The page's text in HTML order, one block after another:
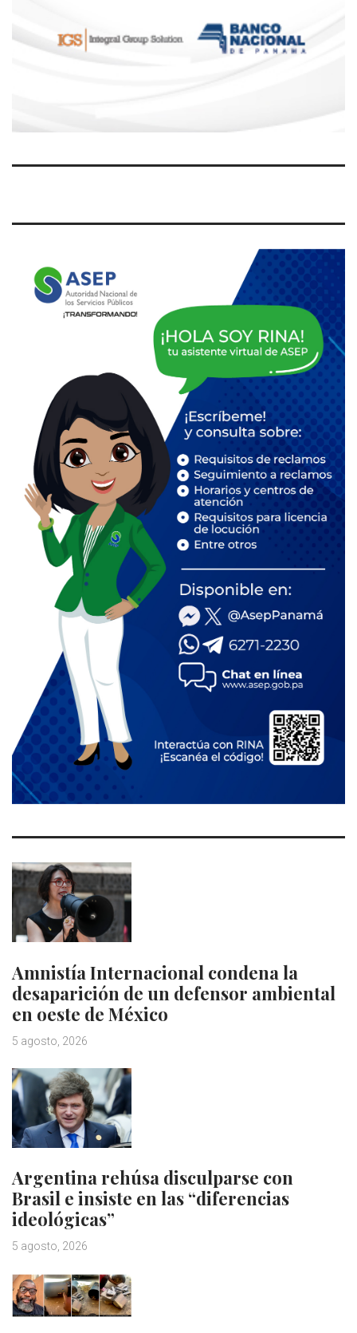
Amnistía Internacional condena la
desaparición de un defensor ambiental
en oeste de México
5 agosto, 2026
Argentina rehúsa disculparse con
Brasil e insiste en las “diferencias
ideológicas”
5 agosto, 2026